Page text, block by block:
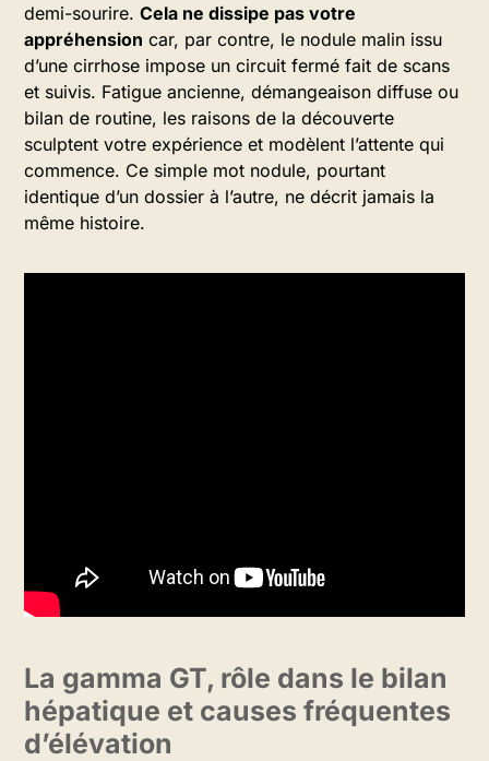
demi-sourire. Cela ne dissipe pas votre
appréhension car, par contre, le nodule malin issu
d’une cirrhose impose un circuit fermé fait de scans
et suivis. Fatigue ancienne, démangeaison diffuse ou
bilan de routine, les raisons de la découverte
sculptent votre expérience et modèlent l’attente qui
commence. Ce simple mot nodule, pourtant
identique d’un dossier à l’autre, ne décrit jamais la
même histoire.
La gamma GT, rôle dans le bilan
hépatique et causes fréquentes
d’élévation